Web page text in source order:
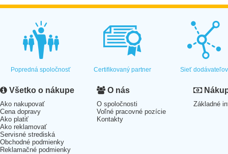
Popredná spoločnosť Certifikovaný partner Sieť dodávateľov
Všetko o nákupe
Ako nakupovať
Cena dopravy
Ako platiť
Ako reklamovať
Servisné strediská
Obchodné podmienky
Reklamačné podmienky
O nás
O spoločnosti
Voľné pracovné pozície
Kontakty
Základné